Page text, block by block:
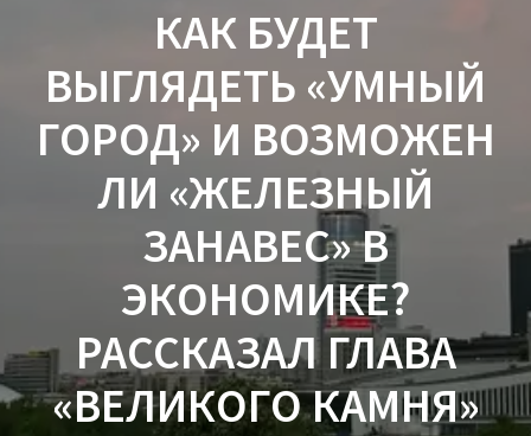
КАК БУДЕТ
ВЫГЛЯДЕТЬ «УМНЫЙ
ГОРОД» И ВОЗМОЖЕН
ЛИ «ЖЕЛЕЗНЫЙ
ЗАНАВЕС» В
ЭКОНОМИКЕ?
РАССКАЗАЛ ГЛАВА
«ВЕЛИКОГО КАМНЯ»